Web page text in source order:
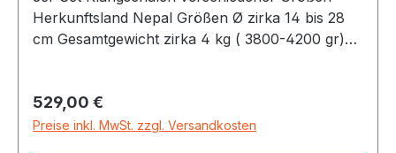
Herkunftsland Nepal Größen Ø zirka 14 bis 28
cm Gesamtgewicht zirka 4 kg ( 3800-4200 gr)
gehören zwei Schlägel (1 Reibeklöppel und 1
Filzklöppel) Einzelgewichte zirka 1500 bis 2000
Regulärer Preis:
529,00 €
Preise inkl. MwSt. zzgl. Versandkosten